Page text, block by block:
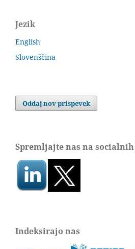
Jezik
English
Slovenščina
Oddaj nov prispevek
Spremljajte nas na
Indeksirajo nas